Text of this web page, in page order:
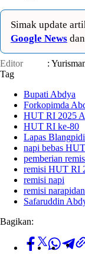
Simak update
Google News
Editor
:
Tag
Bupati Abdya
Forkopimda
HUT RI 2025
HUT RI ke-80
Lapas
napi bebas
pemberian
remisi HUT RI
remisi napi
remisi
Safaruddin
Bagikan: